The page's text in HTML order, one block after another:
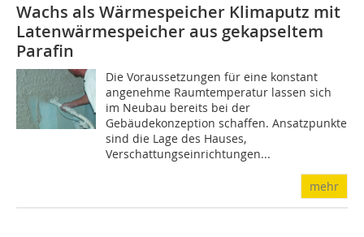
Wachs als Wärmespeicher Klimaputz mit
Latenwärmespeicher aus gekapseltem
Parafin
Die Voraussetzungen für eine konstant
angenehme Raumtemperatur lassen sich
im Neubau bereits bei der
Gebäudekonzeption schaffen. Ansatzpunkte
sind die Lage des Hauses,
Verschattungseinrichtungen...
mehr